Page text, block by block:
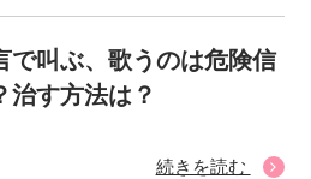
で叫ぶ、歌うのは危険信
治す方法は？
続きを読む